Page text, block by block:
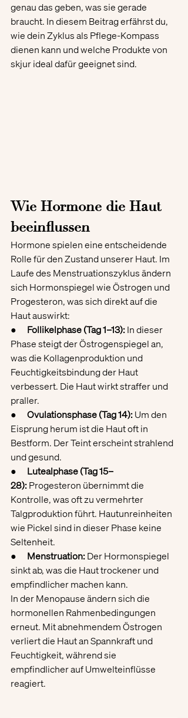
genau das geben, was sie gerade
braucht. In diesem Beitrag erfährst du,
wie dein Zyklus als Pflege-Kompass
dienen kann und welche Produkte von
skjur ideal dafür geeignet sind.
Wie Hormone die Haut
beeinflussen
Hormone spielen eine entscheidende
Rolle für den Zustand unserer Haut. Im
Laufe des Menstruationszyklus ändern
sich Hormonspiegel wie Östrogen und
Progesteron, was sich direkt auf die
Haut auswirkt:
● Follikelphase (Tag 1–13): In dieser
Phase steigt der Östrogenspiegel an,
was die Kollagenproduktion und
Feuchtigkeitsbindung der Haut
verbessert. Die Haut wirkt straffer und
praller.
● Ovulationsphase (Tag 14): Um den
Eisprung herum ist die Haut oft in
Bestform. Der Teint erscheint strahlend
und gesund.
● Lutealphase (Tag 15–
28): Progesteron übernimmt die
Kontrolle, was oft zu vermehrter
Talgproduktion führt. Hautunreinheiten
wie Pickel sind in dieser Phase keine
Seltenheit.
● Menstruation: Der Hormonspiegel
sinkt ab, was die Haut trockener und
empfindlicher machen kann.
In der Menopause ändern sich die
hormonellen Rahmenbedingungen
erneut. Mit abnehmendem Östrogen
verliert die Haut an Spannkraft und
Feuchtigkeit, während sie
empfindlicher auf Umwelteinflüsse
reagiert.